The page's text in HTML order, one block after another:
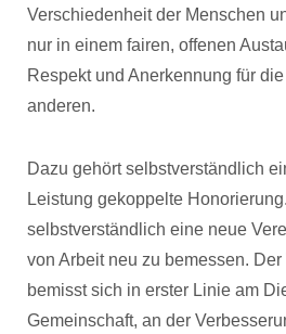
Verschiedenheit der Menschen
nur in einem fairen, offenen
Respekt und Anerkennung für
anderen.
Dazu gehört selbstverständlich
Leistung gekoppelte
selbstverständlich eine neue
von Arbeit neu zu bemessen.
bemisst sich in erster Linie am
Gemeinschaft, an der